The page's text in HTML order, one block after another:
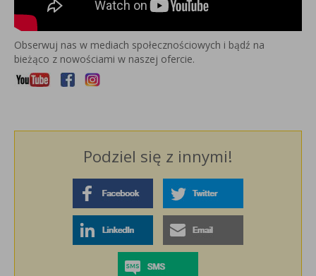
Obserwuj nas w mediach społecznościowych i bądź na
bieżąco z nowościami w naszej ofercie.
Podziel się z innymi!